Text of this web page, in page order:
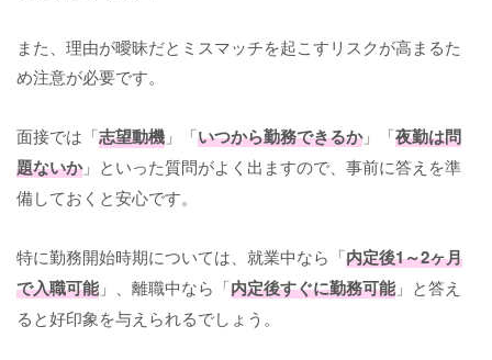
また、理由が曖昧だとミスマッチを起こすリスクが高まるた
め注意が必要です。
面接では「志望動機 」「いつから勤務できるか」「夜勤は問
題ないか」といった質問がよく出ますので、事前に答えを準
備しておくと安心です。
特に勤務開始時期については、就業中なら「内定後1～2ヶ月
で入職可能」、離職中なら「内定後すぐに勤務可能」と答え
ると好印象を与えられるでしょう。